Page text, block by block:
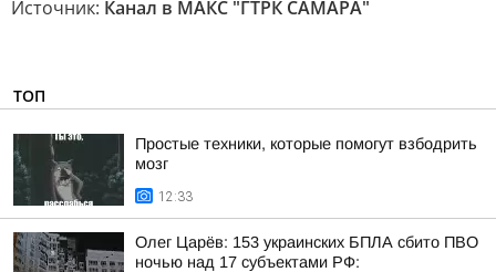
Источник: Канал в МАКС "ГТРК САМАРА"
ТОП
Простые техники, которые помогут взбодрить
мозг
12:33
Олег Царёв: 153 украинских БПЛА сбито ПВО
ночью над 17 субъектами РФ: